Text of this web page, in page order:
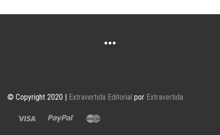
© Copyright 2020 | Extravertida Editorial por Extravertida